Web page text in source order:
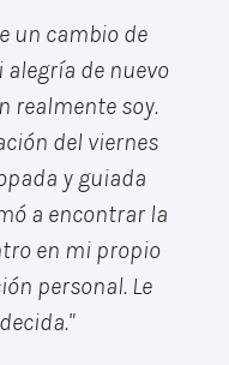
un cambio de
de nuevo
realmente soy.
del viernes
y guiada
a encontrar la
en mi propio
personal. Le